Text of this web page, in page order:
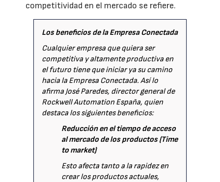
competitividad en el mercado se refiere.
Los beneficios de la Empresa Conectada
Cualquier empresa que quiera ser
competitiva y altamente productiva en
el futuro tiene que iniciar ya su camino
hacia la Empresa Conectada. Así lo
afirma José Paredes, director general de
Rockwell Automation España, quien
destaca los siguientes beneficios:
Reducción en el tiempo de acceso
al mercado de los productos (Time
to market)
Esto afecta tanto a la rapidez en
crear los productos actuales,